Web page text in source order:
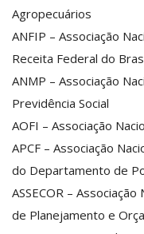
Agropecuários
ANFIP – Associação
Receita Federal do
ANMP – Associação
Previdência Social
AOFI – Associação
APCF – Associação
do Departamento de
ASSECOR –
de Planejamento e